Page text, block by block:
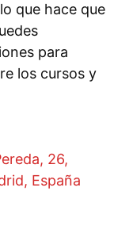
que hace que
para
los cursos y
26,
España